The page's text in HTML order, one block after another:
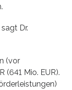
Dr.
(vor
(641 Mio. EUR).